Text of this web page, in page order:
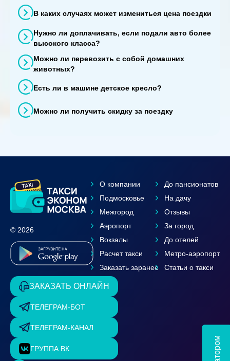
В каких случаях может измениться цена поездки
Нужно ли доплачивать, если подали авто более
высокого класса?
Можно ли перевозить с собой домашних
животных?
Есть ли в машине детское кресло?
Можно ли получить скидку за поездку
© 2026
О компании
Подмосковье
Межгород
Аэропорт
Вокзалы
Расчет такси
Заказать заранее
До пансионатов
На дачу
Отзывы
За город
До отелей
Метро-аэропорт
Статьи о такси
ЗАКАЗАТЬ ОНЛАЙН
ТЕЛЕГРАМ-БОТ
ТЕЛЕГРАМ-КАНАЛ
ГРУППА ВК